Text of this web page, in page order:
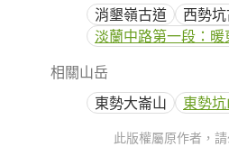
消墾嶺古道
西勢
淡蘭中路第一段：
相關山岳
東勢大崙山
東勢
此版權屬原作者，